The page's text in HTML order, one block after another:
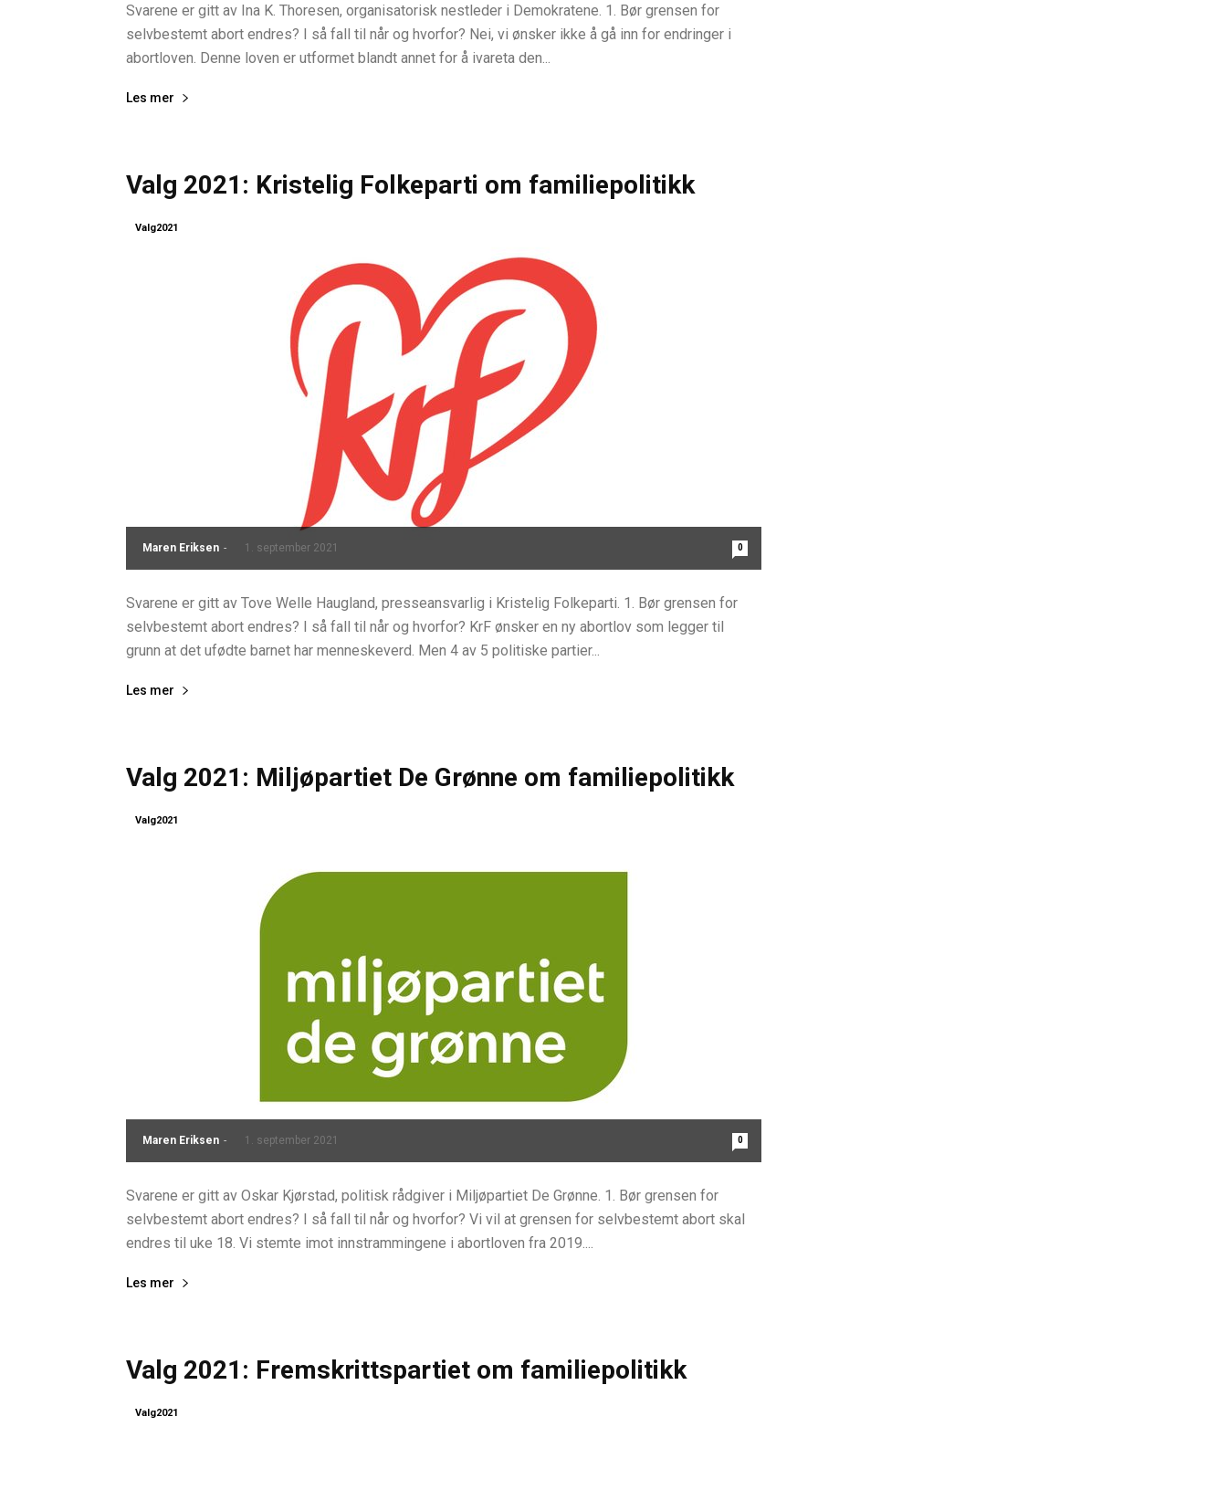
Svarene er gitt av Ina K. Thoresen, organisatorisk nestleder i Demokratene. 1. Bør grensen for
selvbestemt abort endres? I så fall til når og hvorfor? Nei, vi ønsker ikke å gå inn for endringer i
abortloven. Denne loven er utformet blandt annet for å ivareta den...
Les mer
Valg 2021: Kristelig Folkeparti om familiepolitikk
Maren Eriksen - 1. september 2021 0
Valg2021
Svarene er gitt av Tove Welle Haugland, presseansvarlig i Kristelig Folkeparti. 1. Bør grensen for
selvbestemt abort endres? I så fall til når og hvorfor? KrF ønsker en ny abortlov som legger til
grunn at det ufødte barnet har menneskeverd. Men 4 av 5 politiske partier...
Les mer
Valg 2021: Miljøpartiet De Grønne om familiepolitikk
Maren Eriksen - 1. september 2021 0
Valg2021
Svarene er gitt av Oskar Kjørstad, politisk rådgiver i Miljøpartiet De Grønne. 1. Bør grensen for
selvbestemt abort endres? I så fall til når og hvorfor? Vi vil at grensen for selvbestemt abort skal
endres til uke 18. Vi stemte imot innstrammingene i abortloven fra 2019....
Les mer
Valg 2021: Fremskrittspartiet om familiepolitikk
Valg2021